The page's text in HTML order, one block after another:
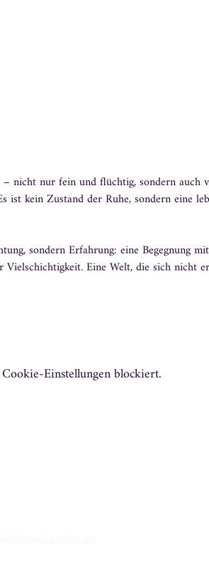
nicht nur fein und flüchtig, sondern auch
kein Zustand der Ruhe, sondern eine
sondern Erfahrung: eine Begegnung
Eine Welt, die sich nicht
Einstellungen blockiert.